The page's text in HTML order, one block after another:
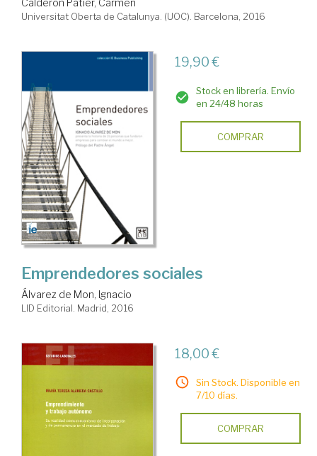
Calderón Patier, Carmen
Universitat Oberta de Catalunya. (UOC). Barcelona, 2016
19,90 €
Stock en librería. Envío
en 24/48 horas
COMPRAR
Emprendedores sociales
Álvarez de Mon, Ignacio
LID Editorial. Madrid, 2016
18,00 €
Sin Stock. Disponible en
7/10 días.
COMPRAR